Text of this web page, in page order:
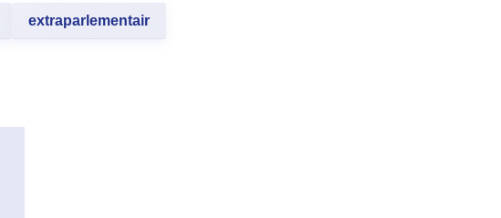
extraparlementair